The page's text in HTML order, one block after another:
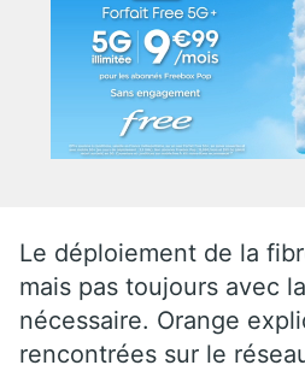
Le déploiement de la
mais pas toujours avec
nécessaire. Orange
rencontrées sur le